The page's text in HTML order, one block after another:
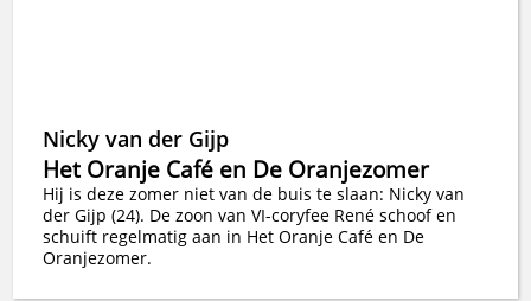
Nicky van der Gijp
Het Oranje Café en De Oranjezomer
Hij is deze zomer niet van de buis te slaan: Nicky van
der Gijp (24). De zoon van VI-coryfee René schoof en
schuift regelmatig aan in Het Oranje Café en De
Oranjezomer.